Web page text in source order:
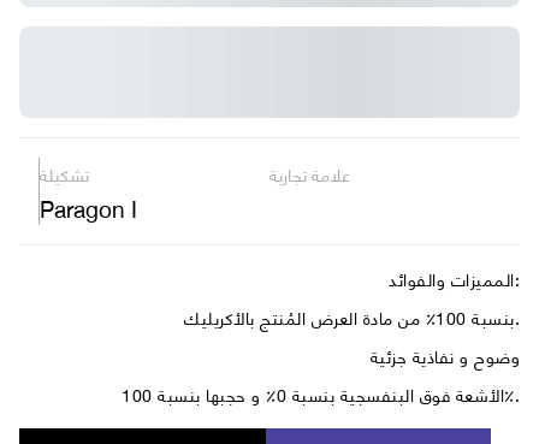
تشكيلة
Paragon I
علامة تجارية
المميزات والفوائد:
بنسبة 100٪ من مادة العرض المُنتج بالأكريليك.
وضوح و نفاذية جزئية
الأشعة فوق البنفسجية بنسبة 0٪ و حجبها بنسبة 100٪.